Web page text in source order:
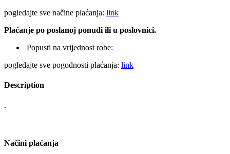
pogledajte sve načine plaćanja: link
Plaćanje po poslanoj ponudi ili u poslovnici.
Popusti na vrijednost robe:
pogledajte sve pogodnosti plaćanja: link
Description
.
Načini plaćanja